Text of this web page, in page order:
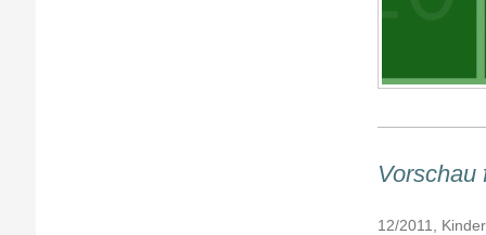
Vorschau
12/2011,